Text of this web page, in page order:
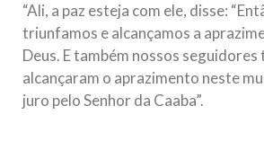
“Ali, a paz esteja com ele, disse:
triunfamos e alcançamos a
Deus. E também nossos
alcançaram o aprazimento neste
juro pelo Senhor da Caaba”.